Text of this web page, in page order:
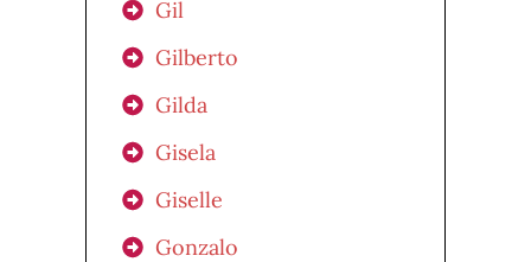
Gil
Gilberto
Gilda
Gisela
Giselle
Gonzalo